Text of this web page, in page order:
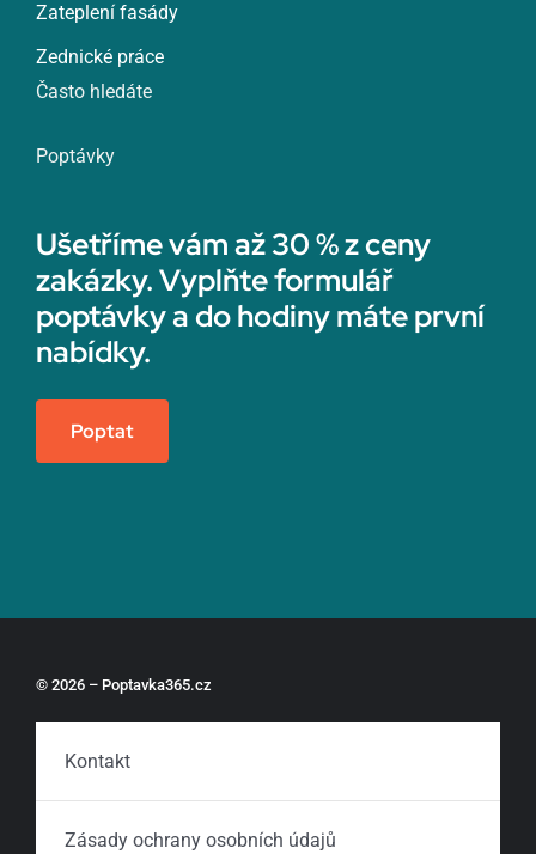
Zateplení fasády
Zednické práce
Často hledáte
Poptávky
Ušetříme vám až 30 % z ceny
zakázky. Vyplňte formulář
poptávky a do hodiny máte první
nabídky.
Poptat
© 2026 – Poptavka365.cz
Kontakt
Zásady ochrany osobních údajů